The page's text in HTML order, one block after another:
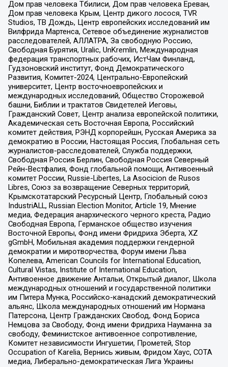
Дом прав человека Тбилиси, Дом прав человека Ереван,
Дом прав человека Крым, Центр дикого лосося, TVR
Studios, ТВ Дождь, Центр европейских исследований им
Вилфрида Мартенса, Сетевое объединение журналистов
расследователей, АЛЛАТРА, За свободную Россию,
Свободная Бурятия, Uralic, UnKremlin, Международная
федерация транспортных рабочих, ИстЧам Финланд,
Гудзоновский институт, Фонд Демократического
Развития, Комитет-2024, Центрально-Европейский
университет, Центр восточноевропейских и
международных исследований, Общество Сторожевой
башни, Библии и трактатов Свидетелей Иеговы,
Гражданский Совет, Центр анализа европейской политики,
Академическая сеть Восточная Европа, Российский
комитет действия, РЭНД корпорейшн, Русская Америка за
демократию в России, Настоящая Россия, Глобальная сеть
журналистов-расследователей, Служба поддержки,
Свободная Россия Берлин, Свободная Россия Северный
Рейн-Вестфалия, Фонд глобальной помощи, Антивоенный
комитет России, Russie-Libertes, La Asocicion de Rusos
Libres, Союз за возвращение Северных территорий,
Крымскотатарский Ресурсный Центр, Глобальный союз
IndustriALL, Russian Election Monitor, Article 19, Мнение
медиа, Федерация анархического черного креста, Радио
Свободная Европа, Германское общество изучения
Восточной Европы, Фонд имени Фридриха Эберта, XZ
gGmbH, Мобильная академия поддержки гендерной
демократии и миротворчества, Форум имени Льва
Копелева, American Councils for International Education,
Cultural Vistas, Institute of International Education,
Антивоенное движение Антальи, Открытый диалог, Школа
международных отношений и государственной политики
им Питера Мунка, Российско-канадский демократический
альянс, Школа международных отношений им Нормана
Патерсона, Центр Гражданских Свобод, Фонд Бориса
Немцова за Свободу, Фонд имени Фридриха Науманна за
свободу, Феминистское антивоенное сопротивление,
Комитет независимости Ингушетии, Прометей, Stop
Occupation of Karelia, Вернись живым, Фридом Хаус, СОТА
медиа, Либерально-демократическая Лига Украины